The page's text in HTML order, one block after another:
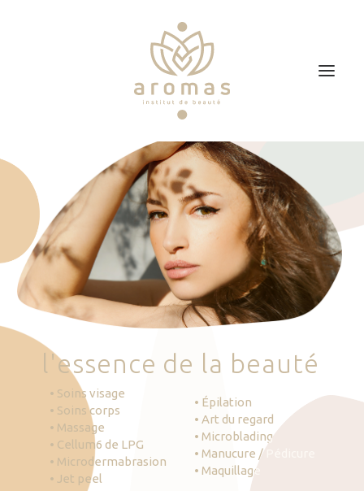
Soins
Je veux faire un bon cadeau
Plan d’accès
Prendre RDV
'essence de la beauté
• Soins visage
• Soins corps
• Massage
• Cellum6 de LPG
• Microdermabrasion
• Jet peel
• Épilation
• Art du regard
• Microblading
• Manucure / Pédicure
• Maquillage